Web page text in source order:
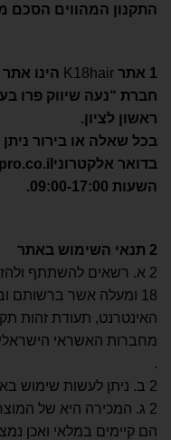
התקנון המהווים הסכם
1 אתר K18hair הינו
ראשון לציון.
בדואר אלקטרוני
השעות 09:00-17:00
.
2 תנאי השימוש באתר
2 א. רשאים להשתתף
18 ומעלה אשר ברשותם
האינטרנט, תעודת זהות
מחברות האשראי
.
2 ב. ניתן לעשות שימוש באתר אך ורק לצורך רכישת המוצרים.
2 ג. המכירה היא של
הם קיימים במלאי ואכן